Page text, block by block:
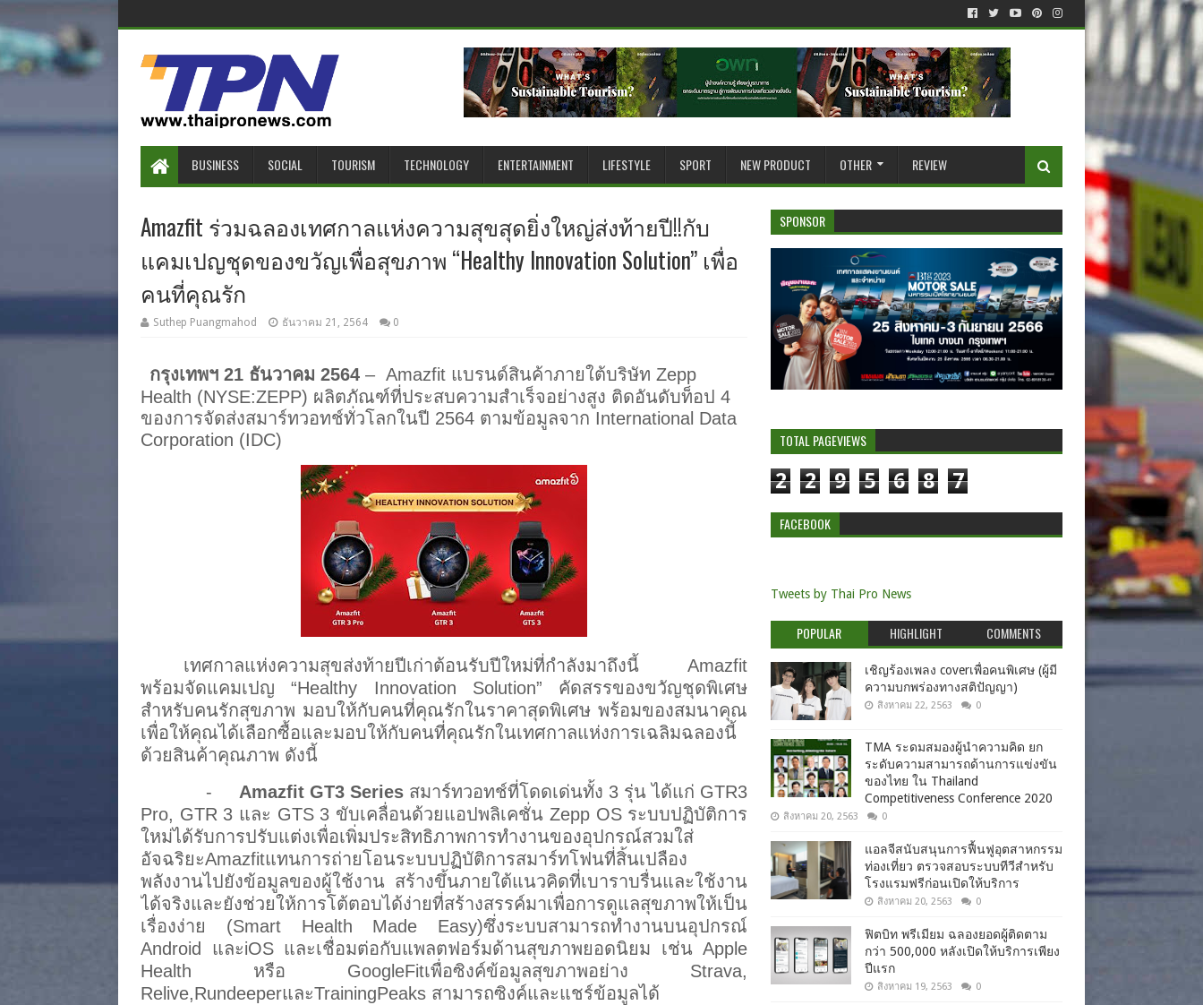
BUSINESS SOCIAL TOURISM TECHNOLOGY ENTERTAINMENT LIFESTYLE SPORT NEW PRODUCT OTHER REVIEW
Amazfit ร่วมฉลองเทศกาลแห่งความสุขสุดยิ่งใหญ่ส่งท้ายปี!!กับ
แคมเปญชุดของขวัญเพื่อสุขภาพ “Healthy Innovation Solution” เพื่อ
คนที่คุณรัก
Suthep Puangmahod ธันวาคม 21, 2564 0
กรุงเทพฯ 21 ธันวาคม 2564 – Amazfit แบรนด์สินค้าภายใต้บริษัท Zepp
Health (NYSE:ZEPP) ผลิตภัณฑ์ที่ประสบความสำเร็จอย่างสูง ติดอันดับท็อป 4
ของการจัดส่งสมาร์ทวอทช์ทั่วโลกในปี 2564 ตามข้อมูลจาก International Data
Corporation (IDC)
เทศกาลแห่งความสุขส่งท้ายปีเก่าต้อนรับปีใหม่ที่กำลังมาถึงนี้Amazfit
พร้อมจัดแคมเปญ “Healthy Innovation Solution” คัดสรรของขวัญชุดพิเศษ
สำหรับคนรักสุขภาพ มอบให้กับคนที่คุณรักในราคาสุดพิเศษ พร้อมของสมนาคุณ
เพื่อให้คุณได้เลือกซื้อและมอบให้กับคนที่คุณรักในเทศกาลแห่งการเฉลิมฉลองนี้
ด้วยสินค้าคุณภาพ ดังนี้
- Amazfit GT3 Seriesสมาร์ทวอทช์ที่โดดเด่นทั้ง 3 รุ่น ได้แก่ GTR3
Pro, GTR 3 และ GTS 3 ขับเคลื่อนด้วยแอปพลิเคชั่น Zepp OS ระบบปฏิบัติการ
ใหม่ได้รับการปรับแต่งเพื่อเพิ่มประสิทธิภาพการทำงานของอุปกรณ์สวมใส่
อัจฉริยะAmazfitแทนการถ่ายโอนระบบปฏิบัติการสมาร์ทโฟนที่สิ้นเปลือง
พลังงานไปยังข้อมูลของผู้ใช้งาน สร้างขึ้นภายใต้แนวคิดที่เบาราบรื่นและใช้งาน
ได้จริงและยังช่วยให้การโต้ตอบได้ง่ายที่สร้างสรรค์มาเพื่อการดูแลสุขภาพให้เป็น
เรื่องง่าย (Smart Health Made Easy)ซึ่งระบบสามารถทำงานบนอุปกรณ์
Android และiOS และเชื่อมต่อกับแพลตฟอร์มด้านสุขภาพยอดนิยม เช่น Apple
Health หรือ GoogleFitเพื่อซิงค์ข้อมูลสุขภาพอย่าง Strava,
Relive,RundeeperและTrainingPeaks สามารถซิงค์และแชร์ข้อมูลได้
SPONSOR
TOTAL PAGEVIEWS
2 2 9 5 6 8 7
FACEBOOK
Tweets by Thai Pro News
POPULAR HIGHLIGHT COMMENTS
เชิญร้องเพลง coverเพื่อคนพิเศษ (ผู้มี
ความบกพร่องทางสติปัญญา)
สิงหาคม 22, 2563 0
TMA ระดมสมองผู้นำความคิด ยก
ระดับความสามารถด้านการแข่งขัน
ของไทย ใน Thailand
Competitiveness Conference 2020
สิงหาคม 20, 2563 0
แอลจีสนับสนุนการฟื้นฟูอุตสาหกรรม
ท่องเที่ยว ตรวจสอบระบบทีวีสำหรับ
โรงแรมฟรีก่อนเปิดให้บริการ
สิงหาคม 20, 2563 0
ฟิตบิท พรีเมียม ฉลองยอดผู้ติดตาม
กว่า 500,000 หลังเปิดให้บริการเพียง
ปีแรก
สิงหาคม 19, 2563 0